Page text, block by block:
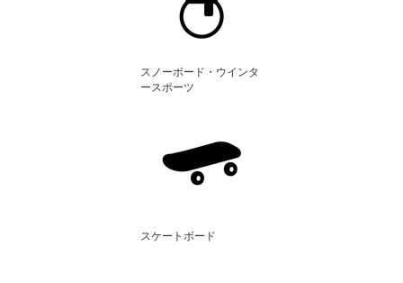
スノーボード・ウインタ
ースポーツ
スケートボード